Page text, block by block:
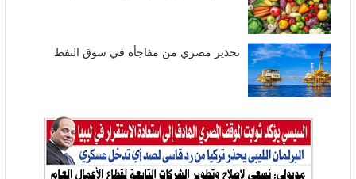
تحذير مصري من مفاجأة في سوق النفط